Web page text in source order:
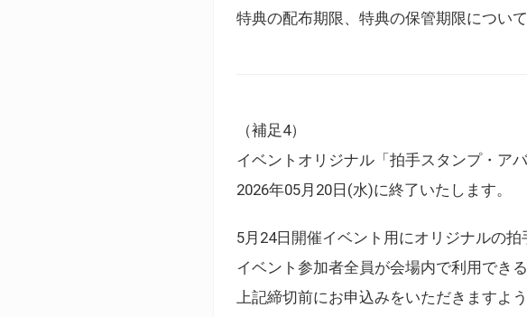
特典の配布期限、特典の保管期限につい
（補足4）
イベントオリジナル「拍手スタンプ・ア
2026年05月20日(水)に終了いたします。
5月24日開催イベント用にオリジナルの
イベント参加者全員が会場内で利用でき
上記締切前にお申込みをいただきますよ